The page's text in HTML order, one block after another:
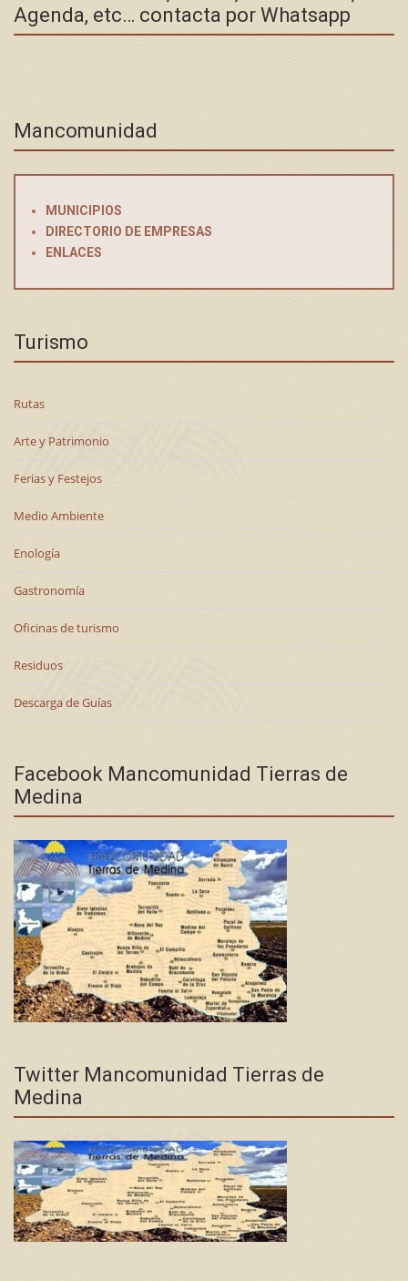
Agenda, etc… contacta por Whatsapp
Mancomunidad
MUNICIPIOS
DIRECTORIO DE EMPRESAS
ENLACES
Turismo
Rutas
Arte y Patrimonio
Ferias y Festejos
Medio Ambiente
Enología
Gastronomía
Oficinas de turismo
Residuos
Descarga de Guías
Facebook Mancomunidad Tierras de
Medina
Twitter Mancomunidad Tierras de
Medina